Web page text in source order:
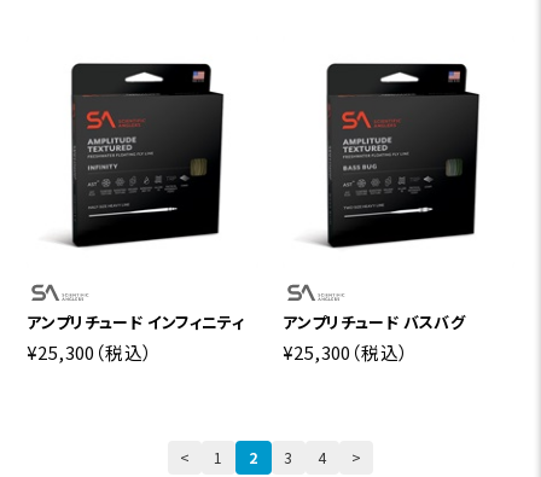
アンプリチュード インフィニティ
¥25,300 （税込）
アンプリチュード バスバグ
¥25,300 （税込）
< 1 2 3 4 >